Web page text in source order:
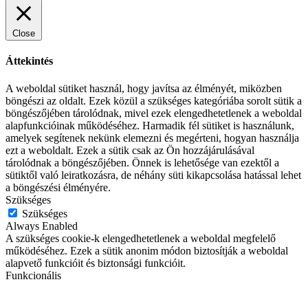
Close
Áttekintés
A weboldal sütiket használ, hogy javítsa az élményét, miközben
böngészi az oldalt. Ezek közül a szükséges kategóriába sorolt sütik a
böngészőjében tárolódnak, mivel ezek elengedhetetlenek a weboldal
alapfunkcióinak működéséhez. Harmadik fél sütiket is használunk,
amelyek segítenek nekünk elemezni és megérteni, hogyan használja
ezt a weboldalt. Ezek a sütik csak az Ön hozzájárulásával
tárolódnak a böngészőjében. Önnek is lehetősége van ezektől a
sütiktől való leiratkozásra, de néhány süti kikapcsolása hatással lehet
a böngészési élményére.
Szükséges
Szükséges
Always Enabled
A szükséges cookie-k elengedhetetlenek a weboldal megfelelő
működéséhez. Ezek a sütik anonim módon biztosítják a weboldal
alapvető funkcióit és biztonsági funkcióit.
Funkcionális